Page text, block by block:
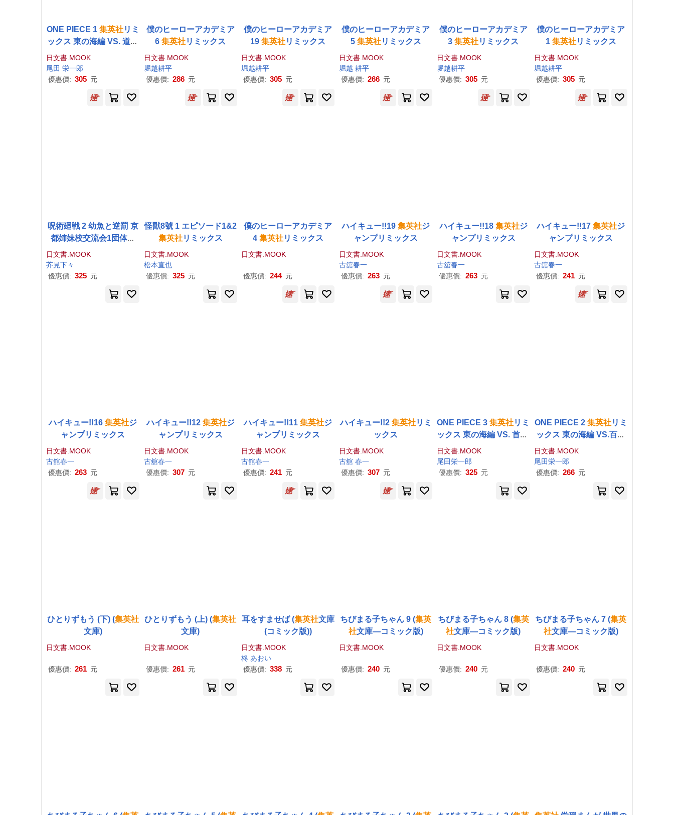
ONE PIECE 1 集英社リミ
ックス 東の海編 VS. 道化
のバギー
日文書.MOOK
尾田 栄一郎
優惠價: 305 元
僕のヒーローアカデミア
6集英社リミックス
日文書.MOOK
堀越耕平
優惠價: 286 元
僕のヒーローアカデミア
19集英社リミックス
日文書.MOOK
堀越耕平
優惠價: 305 元
僕のヒーローアカデミア
5 集英社リミックス
日文書.MOOK
堀越 耕平
優惠價: 266 元
僕のヒーローアカデミア
3集英社リミックス
日文書.MOOK
堀越耕平
優惠價: 305 元
僕のヒーローアカデミア
1 集英社リミックス
日文書.MOOK
堀越耕平
優惠價: 305 元
呪術廻戦 2 幼魚と逆罰 京
集英社リミックス
日文書.MOOK
芥見下々
優惠價: 325 元
怪獸8號 1 エピソード1&2
集英社リミックス
日文書.MOOK
松本直也
優惠價: 325 元
僕のヒーローアカデミア
4 集英社リミックス
日文書.MOOK
優惠價: 244 元
ハイキュー!!19集英社ジ
ャンプリミックス
日文書.MOOK
古舘春一
優惠價: 263 元
ハイキュー!!18 集英社ジ
ャンプリミックス
日文書.MOOK
古舘春一
優惠價: 263 元
ハイキュー!!17集英社ジ
ャンプリミックス
日文書.MOOK
古舘春一
優惠價: 241 元
ハイキュー!!16 集英社ジ
ャンプリミックス
日文書.MOOK
古舘春一
優惠價: 263 元
ハイキュー!!12 集英社ジ
ャンプリミックス
日文書.MOOK
古舘春一
優惠價: 307 元
ハイキュー!!11集英社ジ
ャンプリミックス
日文書.MOOK
古舘春一
優惠價: 241 元
ハイキュー!!2 集英社リミ
ックス
日文書.MOOK
古舘 春一
優惠價: 307 元
ONE PIECE 3集英社リミ
ックス 東の海編 VS. 首領.
クリーク
日文書.MOOK
尾田栄一郎
優惠價: 325 元
ONE PIECE 2 集英社リミ
ックス 東の海編 VS.百計
のクロ
日文書.MOOK
尾田栄一郎
優惠價: 266 元
ひとりずもう (下) (集英社
文庫)
日文書.MOOK
優惠價: 261 元
ひとりずもう (上) (集英社
文庫)
日文書.MOOK
優惠價: 261 元
耳をすませば (集英社文庫
(コミック版))
日文書.MOOK
柊 あおい
優惠價: 338 元
ちびまる子ちゃん 9 (集英
社文庫―コミック版)
日文書.MOOK
優惠價: 240 元
ちびまる子ちゃん 8 (集英
社文庫―コミック版)
日文書.MOOK
優惠價: 240 元
ちびまる子ちゃん 7 (集英
社文庫―コミック版)
日文書.MOOK
優惠價: 240 元